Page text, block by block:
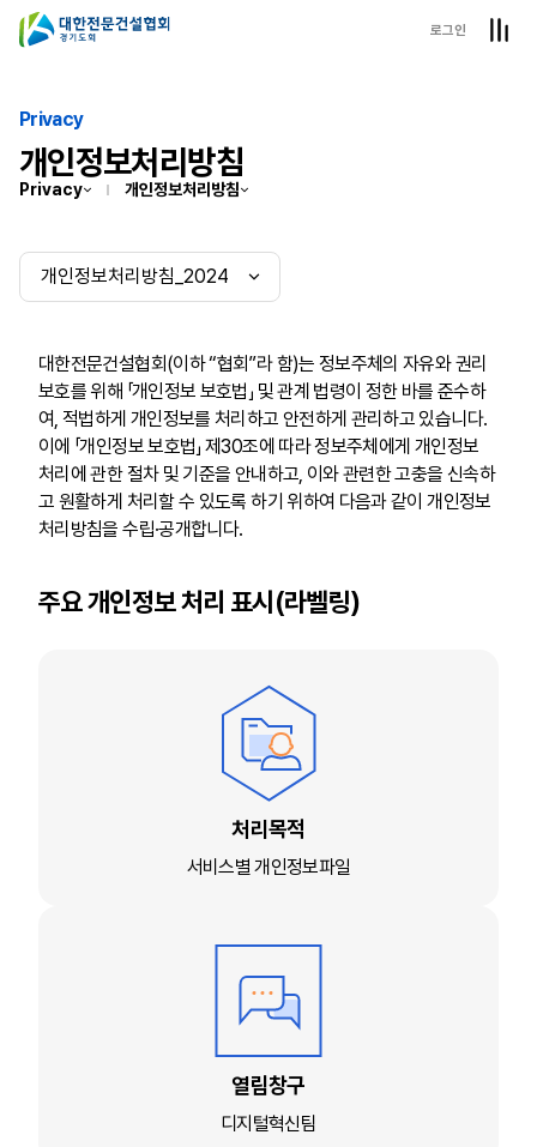
로그인
Privacy
개인정보처리방침
Privacy 개인정보처리방침
대한전문건설협회(이하 “협회”라 함)는 정보주체의 자유와 권리
보호를 위해 「개인정보 보호법」 및 관계 법령이 정한 바를 준수하
여, 적법하게 개인정보를 처리하고 안전하게 관리하고 있습니다.
이에 「개인정보 보호법」 제30조에 따라 정보주체에게 개인정보
처리에 관한 절차 및 기준을 안내하고, 이와 관련한 고충을 신속하
고 원활하게 처리할 수 있도록 하기 위하여 다음과 같이 개인정보
처리방침을 수립·공개합니다.
주요 개인정보 처리 표시(라벨링)
처리목적
서비스별 개인정보파일
열림창구
디지털혁신팀